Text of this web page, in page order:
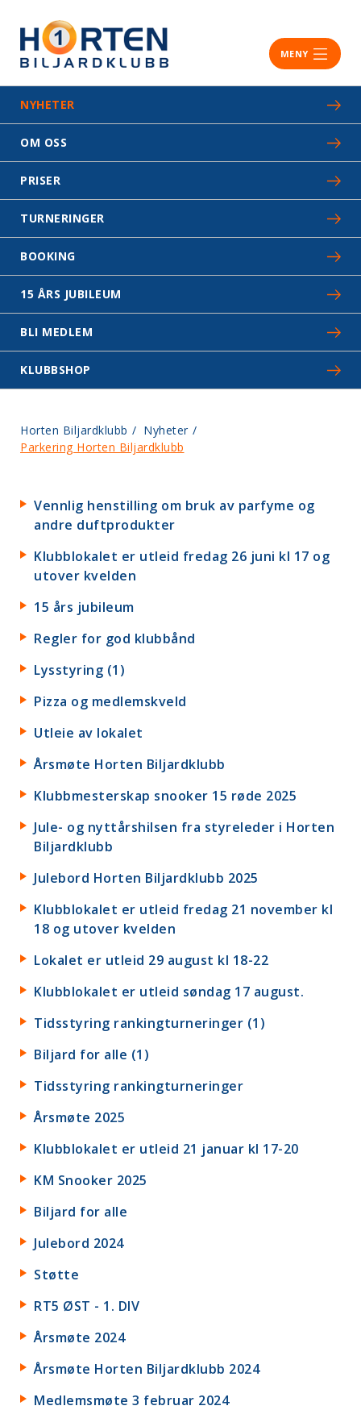
MENY
NYHETER
OM OSS
PRISER
TURNERINGER
BOOKING
15 ÅRS JUBILEUM
BLI MEDLEM
KLUBBSHOP
Horten Biljardklubb / Nyheter /
Parkering Horten Biljardklubb
Vennlig henstilling om bruk av parfyme og
andre duftprodukter
Klubblokalet er utleid fredag 26 juni kl 17 og
utover kvelden
15 års jubileum
Regler for god klubbånd
Lysstyring (1)
Pizza og medlemskveld
Utleie av lokalet
Årsmøte Horten Biljardklubb
Klubbmesterskap snooker 15 røde 2025
Jule- og nyttårshilsen fra styreleder i Horten
Biljardklubb
Julebord Horten Biljardklubb 2025
Klubblokalet er utleid fredag 21 november kl
18 og utover kvelden
Lokalet er utleid 29 august kl 18-22
Klubblokalet er utleid søndag 17 august.
Tidsstyring rankingturneringer (1)
Biljard for alle (1)
Tidsstyring rankingturneringer
Årsmøte 2025
Klubblokalet er utleid 21 januar kl 17-20
KM Snooker 2025
Biljard for alle
Julebord 2024
Støtte
RT5 ØST - 1. DIV
Årsmøte 2024
Årsmøte Horten Biljardklubb 2024
Medlemsmøte 3 februar 2024